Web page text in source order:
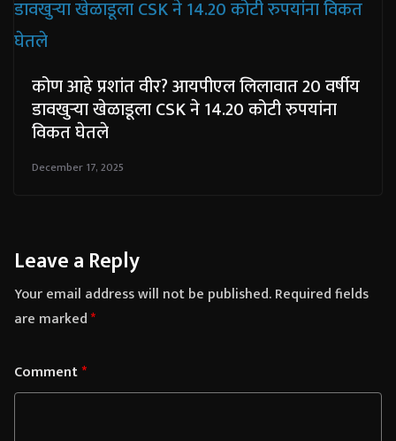
कोण आहे प्रशांत वीर? आयपीएल लिलावात 20 वर्षीय
डावखुऱ्या खेळाडूला CSK ने 14.20 कोटी रुपयांना
विकत घेतले
December 17, 2025
Leave a Reply
Your email address will not be published.Required fields
are marked*
Comment*